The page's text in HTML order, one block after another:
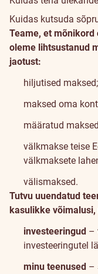
Kuidas kutsuda
Teame, et
oleme lihtsustanud
jaotust:
hiljutised maksed;
maksed oma
määratud
välkmakse teise
välkmaksete
välismaksed.
Tutvu uuendatud
kasulikke
investeeringud –
investeeringutel
minu teenused –